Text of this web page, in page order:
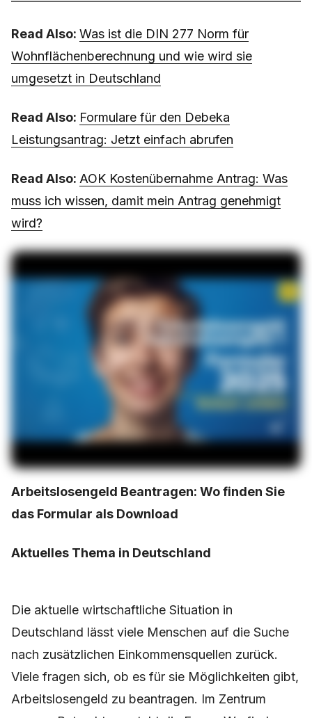
Read Also: Was ist die DIN 277 Norm für
Wohnflächenberechnung und wie wird sie
umgesetzt in Deutschland
Read Also: Formulare für den Debeka
Leistungsantrag: Jetzt einfach abrufen
Read Also: AOK Kostenübernahme Antrag: Was
muss ich wissen, damit mein Antrag genehmigt
wird?
Arbeitslosengeld Beantragen: Wo finden Sie
das Formular als Download
Aktuelles Thema in Deutschland
Die aktuelle wirtschaftliche Situation in
Deutschland lässt viele Menschen auf die Suche
nach zusätzlichen Einkommensquellen zurück.
Viele fragen sich, ob es für sie Möglichkeiten gibt,
Arbeitslosengeld zu beantragen. Im Zentrum